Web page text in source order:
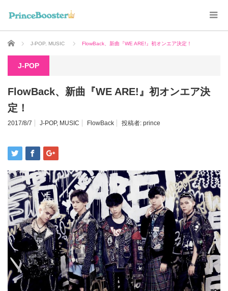
ホーム J-POP MUSIC FlowBack、新曲『WE ARE!』初オンエア決定！
J-POP
FlowBack、新曲『WE ARE!』初オンエア決
定！
2017/8/7 J-POP, MUSIC FlowBack 投稿者: prince